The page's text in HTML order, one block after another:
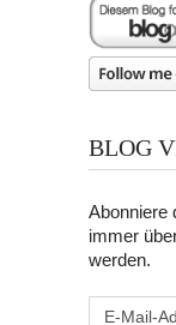
BLOG
Abonniere
immer
werden.